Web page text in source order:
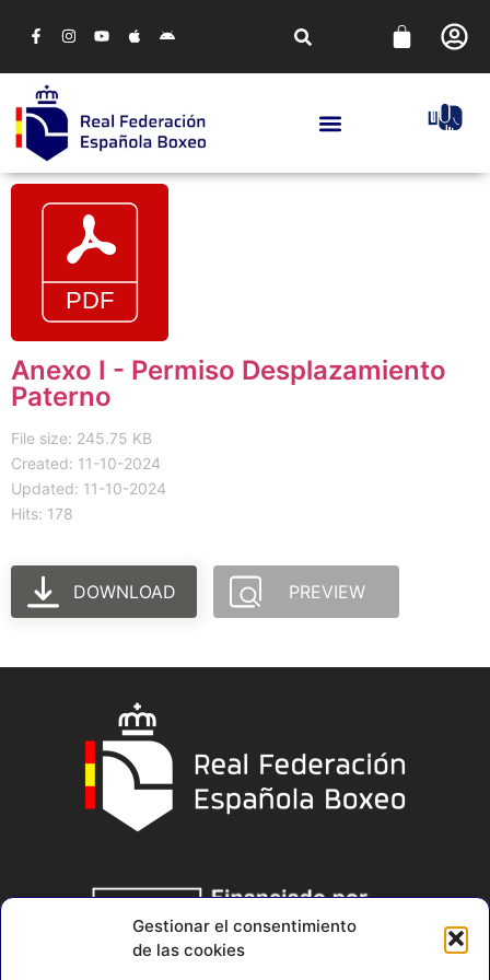
Gestionar el consentimiento
de las cookies
Anexo I - Permiso Desplazamiento
Paterno
File size: 245.75 KB
Created: 11-10-2024
Updated: 11-10-2024
Hits: 178
DOWNLOAD PREVIEW